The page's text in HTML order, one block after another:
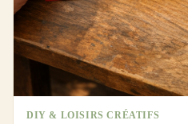
DIY & LOISIRS CRÉATIFS